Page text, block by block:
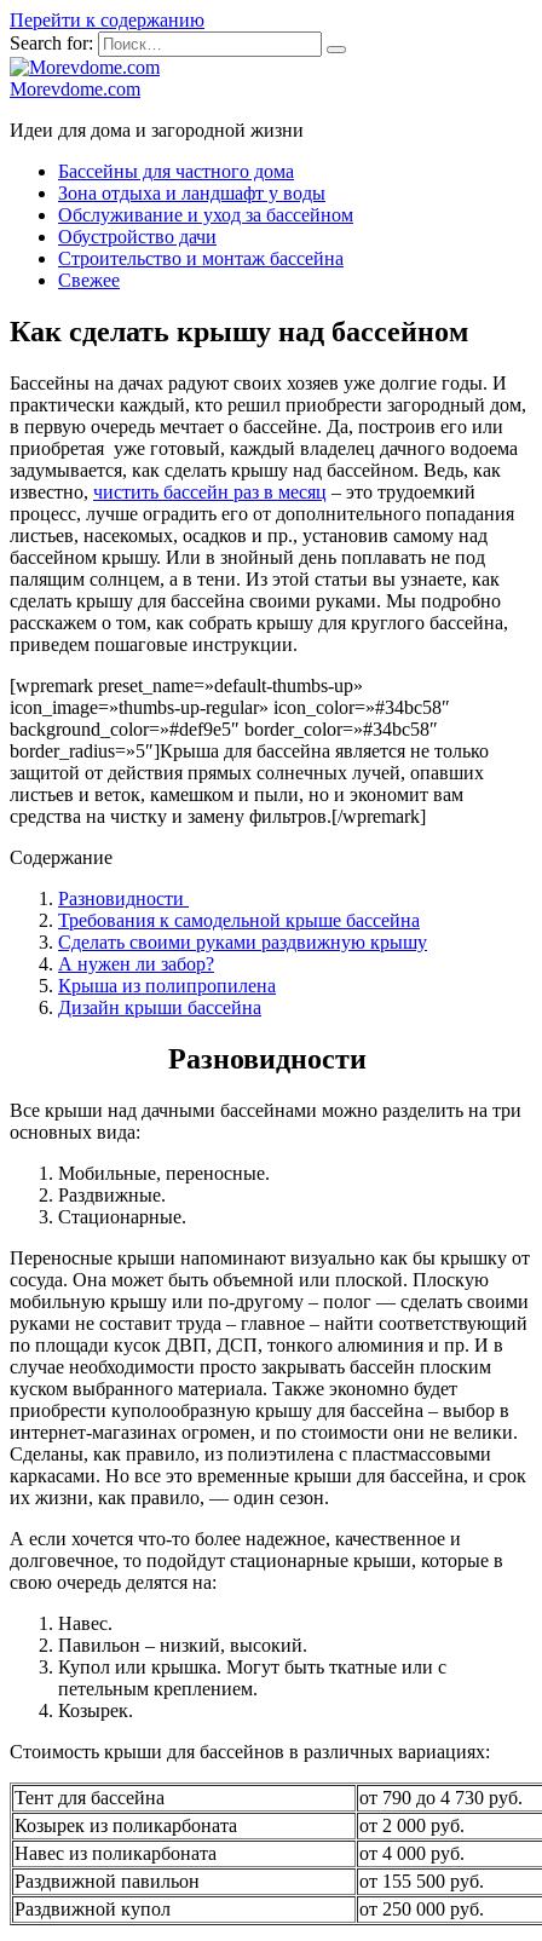
Перейти к содержанию
Search for:
Morevdome.com
Идеи для дома и загородной жизни
Бассейны для частного дома
Зона отдыха и ландшафт у воды
Обслуживание и уход за бассейном
Обустройство дачи
Строительство и монтаж бассейна
Свежее
Как сделать крышу над бассейном
Бассейны на дачах радуют своих хозяев уже долгие годы. И
практически каждый, кто решил приобрести загородный дом,
в первую очередь мечтает о бассейне. Да, построив его или
приобретая уже готовый, каждый владелец дачного водоема
задумывается, как сделать крышу над бассейном. Ведь, как
известно, чистить бассейн раз в месяц – это трудоемкий
процесс, лучше оградить его от дополнительного попадания
листьев, насекомых, осадков и пр., установив самому над
бассейном крышу. Или в знойный день поплавать не под
палящим солнцем, а в тени. Из этой статьи вы узнаете, как
сделать крышу для бассейна своими руками. Мы подробно
расскажем о том, как собрать крышу для круглого бассейна,
приведем пошаговые инструкции.
[wpremark preset_name=»default-thumbs-up»
icon_image=»thumbs-up-regular» icon_color=»#34bc58″
background_color=»#def9e5″ border_color=»#34bc58″
border_radius=»5″]Крыша для бассейна является не только
защитой от действия прямых солнечных лучей, опавших
листьев и веток, камешком и пыли, но и экономит вам
средства на чистку и замену фильтров.[/wpremark]
Содержание
Разновидности
Требования к самодельной крыше бассейна
Сделать своими руками раздвижную крышу
А нужен ли забор?
Крыша из полипропилена
Дизайн крыши бассейна
Разновидности
Все крыши над дачными бассейнами можно разделить на три
основных вида:
Мобильные, переносные.
Раздвижные.
Стационарные.
Переносные крыши напоминают визуально как бы крышку от
сосуда. Она может быть объемной или плоской. Плоскую
мобильную крышу или по-другому – полог — сделать своими
руками не составит труда – главное – найти соответствующий
по площади кусок ДВП, ДСП, тонкого алюминия и пр. И в
случае необходимости просто закрывать бассейн плоским
куском выбранного материала. Также экономно будет
приобрести куполообразную крышу для бассейна – выбор в
интернет-магазинах огромен, и по стоимости они не велики.
Сделаны, как правило, из полиэтилена с пластмассовыми
каркасами. Но все это временные крыши для бассейна, и срок
их жизни, как правило, — один сезон.
А если хочется что-то более надежное, качественное и
долговечное, то подойдут стационарные крыши, которые в
свою очередь делятся на:
Навес.
Павильон – низкий, высокий.
Купол или крышка. Могут быть ткатные или с
петельным креплением.
Козырек.
Стоимость крыши для бассейнов в различных вариациях:
Тент для бассейна
от 790 до 4 730 руб.
Козырек из поликарбоната
от 2 000 руб.
Навес из поликарбоната
от 4 000 руб.
Раздвижной павильон
от 155 500 руб.
Раздвижной купол
от 250 000 руб.